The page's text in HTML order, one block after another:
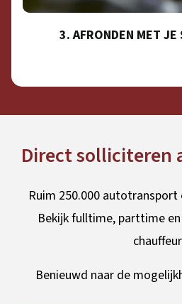
3. AFRONDEN MET JE
Direct solliciteren
Ruim 250.000 autotransport
Bekijk fulltime, parttime
Benieuwd naar de